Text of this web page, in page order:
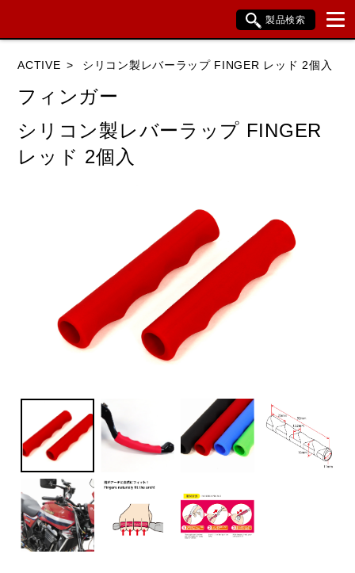
製品検索
HONDA YAMAHA SUZUKI
KTM
閉じる
ACTIVE シリコン製レバーラップ FINGER レッド 2個入
フィンガー
シリコン製レバーラップ FINGER
レッド 2個入